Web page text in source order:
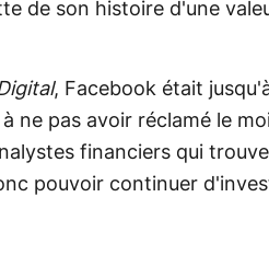
de son histoire d'une
, Facebook était
ne pas avoir réclamé le
financiers qui
pouvoir continuer